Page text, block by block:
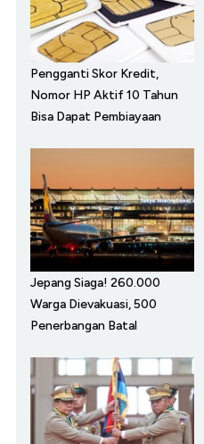
Pengganti Skor Kredit,
Nomor HP Aktif 10 Tahun
Bisa Dapat Pembiayaan
Jepang Siaga! 260.000
Warga Dievakuasi, 500
Penerbangan Batal